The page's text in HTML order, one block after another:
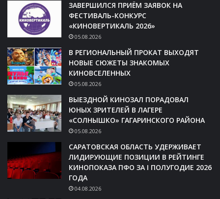
ЗАВЕРШИЛСЯ ПРИЁМ ЗАЯВОК НА
ФЕСТИВАЛЬ-КОНКУРС
«КИНОВЕРТИКАЛЬ 2026»
05.08.2026
В РЕГИОНАЛЬНЫЙ ПРОКАТ ВЫХОДЯТ
НОВЫЕ СЮЖЕТЫ ЗНАКОМЫХ
КИНОВСЕЛЕННЫХ
05.08.2026
ВЫЕЗДНОЙ КИНОЗАЛ ПОРАДОВАЛ
ЮНЫХ ЗРИТЕЛЕЙ В ЛАГЕРЕ
«СОЛНЫШКО» ГАГАРИНСКОГО РАЙОНА
05.08.2026
САРАТОВСКАЯ ОБЛАСТЬ УДЕРЖИВАЕТ
ЛИДИРУЮЩИЕ ПОЗИЦИИ В РЕЙТИНГЕ
КИНОПОКАЗА ПФО ЗА I ПОЛУГОДИЕ 2026
ГОДА
04.08.2026